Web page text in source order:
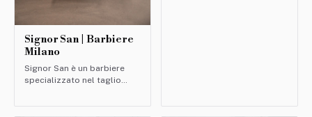
Signor San | Barbiere
Milano
Signor San è un barbiere
specializzato nel taglio